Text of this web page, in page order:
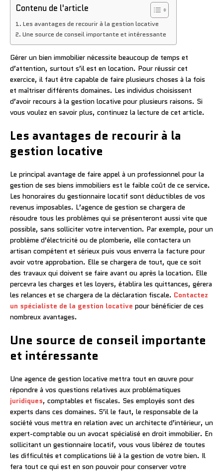
Contenu de l'article
Les avantages de recourir à la gestion locative
Une source de conseil importante et intéressante
Gérer un bien immobilier nécessite beaucoup de temps et
d’attention, surtout s’il est en location. Pour réussir cet
exercice, il faut être capable de faire plusieurs choses à la fois
et maîtriser différents domaines. Les individus choisissent
d’avoir recours à la gestion locative pour plusieurs raisons. Si
vous voulez en savoir plus, continuez la lecture de cet article.
Les avantages de recourir à la
gestion locative
Le principal avantage de faire appel à un professionnel pour la
gestion de ses biens immobiliers est le faible coût de ce service.
Les honoraires du gestionnaire locatif sont déductibles de vos
revenus imposables. L’agence de gestion se chargera de
résoudre tous les problèmes qui se présenteront aussi vite que
possible, sans solliciter votre intervention. Par exemple, pour un
problème d’électricité ou de plomberie, elle contactera un
artisan compétent et sérieux puis vous enverra la facture pour
avoir votre approbation. Elle se chargera de tout, que ce soit
des travaux qui doivent se faire avant ou après la location. Elle
percevra les charges et les loyers, établira les quittances, gérera
les relances et se chargera de la déclaration fiscale. Contactez
un spécialiste de la gestion locative pour bénéficier de ces
nombreux avantages.
Une source de conseil importante
et intéressante
Une agence de gestion locative mettra tout en œuvre pour
répondre à vos questions relatives aux problématiques
juridiques, comptables et fiscales. Ses employés sont des
experts dans ces domaines. S’il le faut, le responsable de la
société vous mettra en relation avec un architecte d’intérieur, un
expert-comptable ou un avocat spécialisé en droit immobilier. En
sollicitant un gestionnaire locatif, vous vous libérez de toutes
les difficultés et complications lié à la gestion de votre bien. Il
fera tout ce qui est en son pouvoir pour conserver votre